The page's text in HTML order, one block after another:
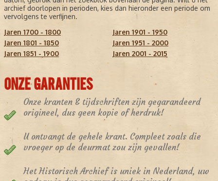
archief doorlopen in perioden, kies dan hieronder een periode om
vervolgens te verfijnen.
Jaren 1700 - 1800
Jaren 1801 - 1850
Jaren 1851 - 1900
Jaren 1901 - 1950
Jaren 1951 - 2000
Jaren 2001 - 2015
ONZE GARANTIES
Onze kranten & tijdschriften zijn gegarandeerd
origineel, dus geen kopie of herdruk!
U ontvangt de gehele krant. Compleet zoals die
vroeger op de deurmat zou zijn gevallen!
Het Historisch Archief is uniek in Nederland, uw